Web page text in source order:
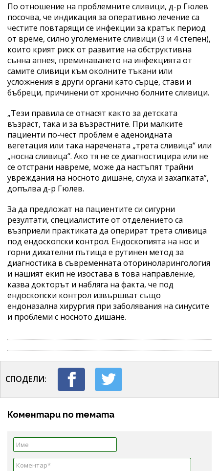
По отношение на проблемните сливици, д-р Гюлев
посочва, че индикация за оперативно лечение са
честите повтарящи се инфекции за кратък период
от време, силно уголемените сливици (3 и 4 степен),
които крият риск от развитие на обструктивна
сънна апнея, преминаването на инфекцията от
самите сливици към околните тъкани или
усложнения в други органи като сърце, стави и
бъбреци, причинени от хронично болните сливици.
„Тези правила се отнасят както за детската
възраст, така и за възрастните. При малките
пациенти по-чест проблем е аденоидната
вегетация или така наречената „трета сливица“ или
„носна сливица“. Ако тя не се диагностицира или не
се отстрани навреме, може да настъпят трайни
увреждания на носното дишане, слуха и захапката”,
допълва д-р Гюлев.
За да предложат на пациентите си сигурни
резултати, специалистите от отделението са
възприели практиката да оперират трета сливица
под ендоскопски контрол. Ендоскопията на нос и
горни дихателни пътища е рутинен метод за
диагностика в съвременната оториноларингология
и нашият екип не изостава в това направление,
казва докторът и набляга на факта, че под
ендоскопски контрол извършват също
ендоназална хирургия при заболявания на синусите
и проблеми с носното дишане.
СПОДЕЛИ:
Коментари по темата